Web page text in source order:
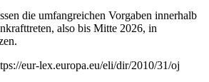
die umfangreichen Vorgaben innerhalb
also bis Mitte 2026, in
eur-lex.europa.eu/eli/dir/2010/31/oj